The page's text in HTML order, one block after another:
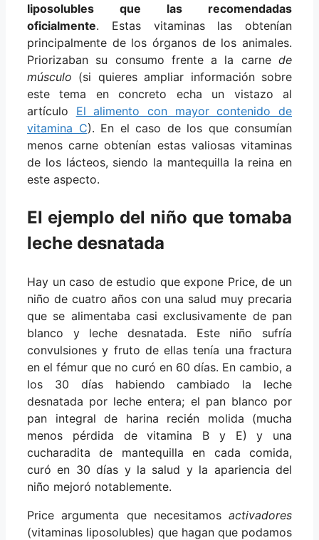
liposolubles que las recomendadas
oficialmente. Estas vitaminas las obtenían
principalmente de los órganos de los animales.
Priorizaban su consumo frente a la carne de
músculo (si quieres ampliar información sobre
este tema en concreto echa un vistazo al
artículo El alimento con mayor contenido de
vitamina C). En el caso de los que consumían
menos carne obtenían estas valiosas vitaminas
de los lácteos, siendo la mantequilla la reina en
este aspecto.
El ejemplo del niño que tomaba
leche desnatada
Hay un caso de estudio que expone Price, de un
niño de cuatro años con una salud muy precaria
que se alimentaba casi exclusivamente de pan
blanco y leche desnatada. Este niño sufría
convulsiones y fruto de ellas tenía una fractura
en el fémur que no curó en 60 días. En cambio, a
los 30 días habiendo cambiado la leche
desnatada por leche entera; el pan blanco por
pan integral de harina recién molida (mucha
menos pérdida de vitamina B y E) y una
cucharadita de mantequilla en cada comida,
curó en 30 días y la salud y la apariencia del
niño mejoró notablemente.
Price argumenta que necesitamos activadores
(vitaminas liposolubles) que hagan que podamos